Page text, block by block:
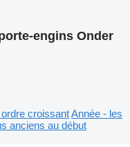
engins Onder
croissantAnnée - les
anciens au début